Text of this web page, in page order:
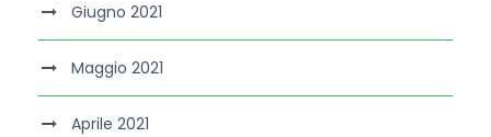
Giugno 2021
Maggio 2021
Aprile 2021